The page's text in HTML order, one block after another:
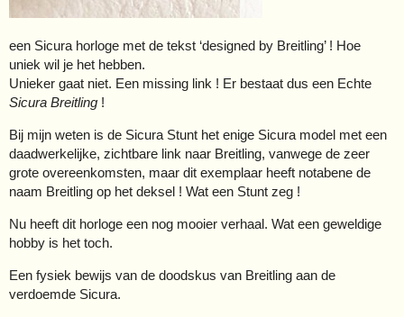
een Sicura horloge met de tekst ‘designed by Breitling’ ! Hoe
uniek wil je het hebben.
Unieker gaat niet. Een missing link ! Er bestaat dus een Echte
Sicura Breitling !
Bij mijn weten is de Sicura Stunt het enige Sicura model met een
daadwerkelijke, zichtbare link naar Breitling, vanwege de zeer
grote overeenkomsten, maar dit exemplaar heeft notabene de
naam Breitling op het deksel ! Wat een Stunt zeg !
Nu heeft dit horloge een nog mooier verhaal. Wat een geweldige
hobby is het toch.
Een fysiek bewijs van de doodskus van Breitling aan de
verdoemde Sicura.